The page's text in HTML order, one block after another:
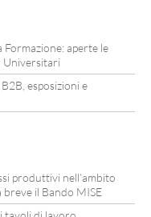
Formazione: aperte le
Universitari
esposizioni e
produttivi nell’ambito
breve il Bando MISE